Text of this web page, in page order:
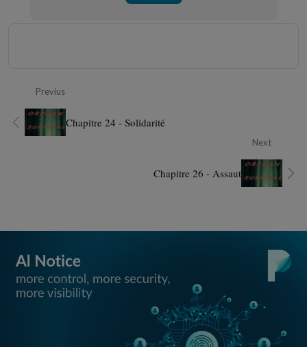
Previus
Chapitre 24 - Solidarité
Next
Chapitre 26 - Assaut